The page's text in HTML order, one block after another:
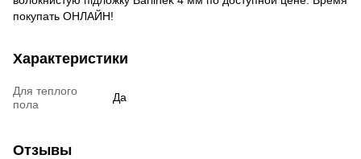
покупать ОНЛАЙН!
Характеристики
Для теплого
пола
Да
Отзывы